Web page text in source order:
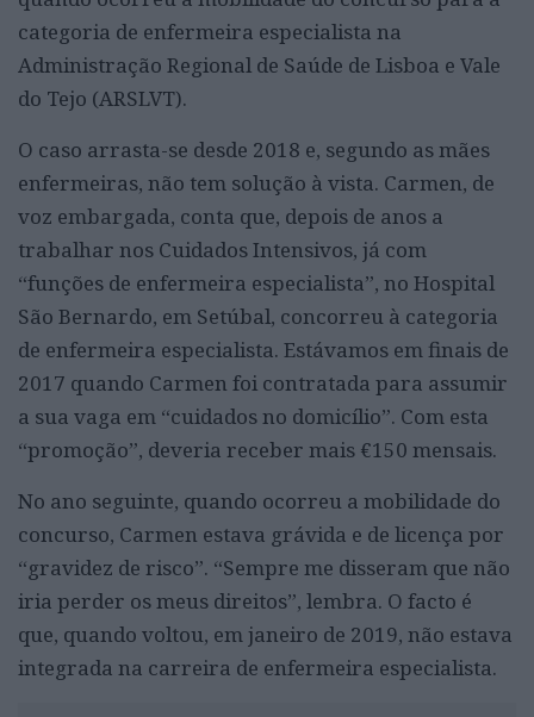
categoria de enfermeira especialista na
Administração Regional de Saúde de Lisboa e Vale
do Tejo (ARSLVT).
O caso arrasta-se desde 2018 e, segundo as mães
enfermeiras, não tem solução à vista. Carmen, de
voz embargada, conta que, depois de anos a
trabalhar nos Cuidados Intensivos, já com
“funções de enfermeira especialista”, no Hospital
São Bernardo, em Setúbal, concorreu à categoria
de enfermeira especialista. Estávamos em finais de
2017 quando Carmen foi contratada para assumir
a sua vaga em “cuidados no domicílio”. Com esta
“promoção”, deveria receber mais €150 mensais.
No ano seguinte, quando ocorreu a mobilidade do
concurso, Carmen estava grávida e de licença por
“gravidez de risco”. “Sempre me disseram que não
iria perder os meus direitos”, lembra. O facto é
que, quando voltou, em janeiro de 2019, não estava
integrada na carreira de enfermeira especialista.